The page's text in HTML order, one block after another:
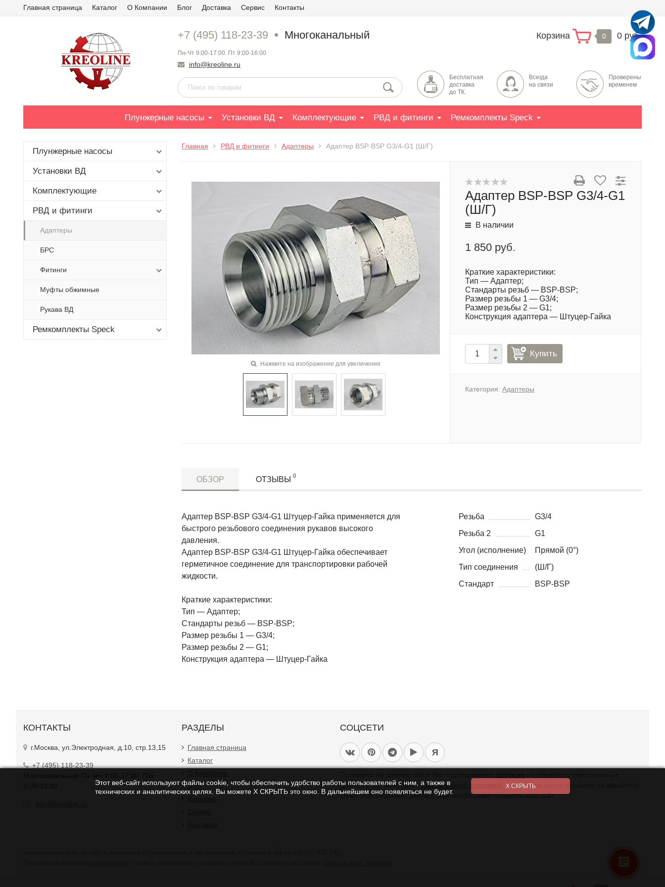
Главная страница Каталог О Компании Блог Доставка Сервис Контакты
+7 (495) 118-23-39 Многоканальный
Пн-Чт 9:00-17:00. Пт 9:00-16:00
info@kreoline.ru
Корзина 0 0 руб.
Бесплатная
доставка
до ТК.
Всегда
на связи
Проверены
временем
Плунжерные насосы Установки ВД Комплектующие РВД и фитинги Ремкомплекты Speck
Плунжерные насосы
Установки ВД
Комплектующие
РВД и фитинги
Адаптеры
БРС
Фитинги
Муфты обжимные
Рукава ВД
Ремкомплекты Speck
Главная РВД и фитинги Адаптеры Адаптер BSP-BSP G3/4-G1 (Ш/Г)
Нажмите на изображение для увеличения
Адаптер BSP-BSP G3/4-G1
(Ш/Г)
В наличии
1 850 руб.
Краткие характеристики:
Тип — Адаптер;
Стандарты резьб — BSP-BSP;
Размер резьбы 1 — G3/4;
Размер резьбы 2 — G1;
Конструкция адаптера — Штуцер-Гайка
Купить
Категория: Адаптеры
ОБЗОР ОТЗЫВЫ 0
Адаптер BSP-BSP G3/4-G1 Штуцер-Гайка применяется для
быстрого резьбового соединения рукавов высокого
давления.
Адаптер BSP-BSP G3/4-G1 Штуцер-Гайка обеспечивает
герметичное соединение для транспортировки рабочей
жидкости.
Краткие характеристики:
Тип — Адаптер;
Стандарты резьб — BSP-BSP;
Размер резьбы 1 — G3/4;
Размер резьбы 2 — G1;
Конструкция адаптера — Штуцер-Гайка
Резьба
G3/4
Резьба 2
G1
Угол (исполнение)
Прямой (0°)
Тип соединения
(Ш/Г)
Стандарт
BSP-BSP
КОНТАКТЫ
г.Москва, ул.Электродная, д.10, стр.13,15
+7 (495) 118-23-39
РАЗДЕЛЫ
Главная страница
Каталог
Блог
СОЦСЕТИ
Я
данных в соответствии софициальной политикой.
Если вы не даете согласия на обработку
своих персональных данных, вам необходимо покинуть наш сайт.
Этот веб-сайт используют файлы cookie, чтобы обеспечить удобство работы пользователей с ним, а также в
технических и аналитических целях. Вы можете Х СКРЫТЬ это окно. В дальнейшем оно появляться не будет.